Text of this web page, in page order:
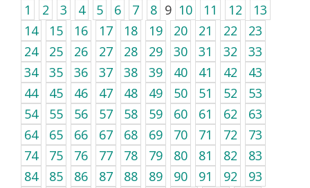
1 2 3 4 5 6 7 8 9 10 11 12
13
14
15 16 17 18 19 20 21 22
23
24
25 26 27 28 29 30 31 32
33
34
35 36 37 38 39 40 41 42
43
44
45 46 47 48 49 50 51 52
53
54
55 56 57 58 59 60 61 62
63
64
65 66 67 68 69 70 71 72
73
74
75 76 77 78 79 80 81 82
83
84
85 86 87 88 89 90 91 92
93